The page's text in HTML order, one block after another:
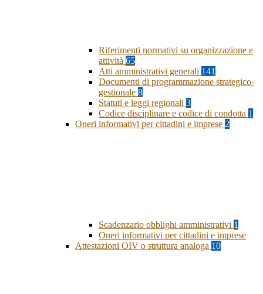
Riferimenti normativi su organizzazione e
attività 65
Atti amministrativi generali 141
Documenti di programmazione strategico-
gestionale 8
Statuti e leggi regionali 3
Codice disciplinare e codice di condotta 1
Oneri informativi per cittadini e imprese 2
Scadenzario obblighi amministrativi 1
Oneri informativi per cittadini e imprese
Attestazioni OIV o struttura analoga 10